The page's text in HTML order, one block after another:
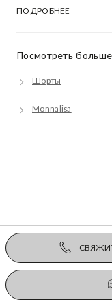
Посмотреть больше
Шорты
Monnalisa
ПОДРОБНЕЕ